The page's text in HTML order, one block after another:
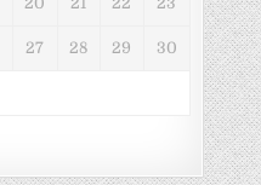
27 28 29 30